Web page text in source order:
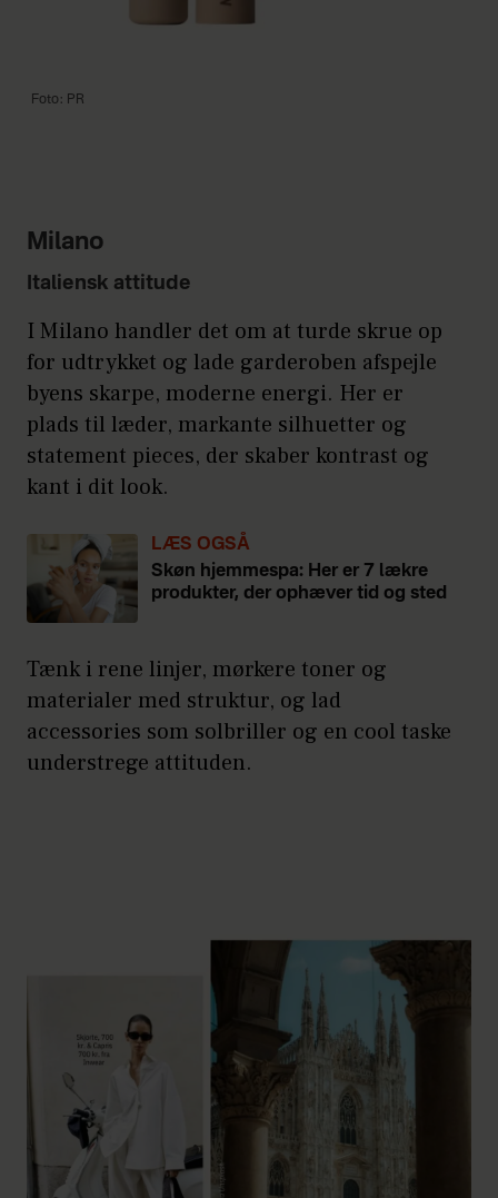
Foto: PR
Milano
Italiensk attitude
I Milano handler det om at turde skrue op
for udtrykket og lade garderoben afspejle
byens skarpe, moderne energi. Her er
plads til læder, markante silhuetter og
statement pieces, der skaber kontrast og
kant i dit look.
LÆS OGSÅ
Skøn hjemmespa: Her er 7 lækre
produkter, der ophæver tid og sted
Tænk i rene linjer, mørkere toner og
materialer med struktur, og lad
accessories som solbriller og en cool taske
understrege attituden.